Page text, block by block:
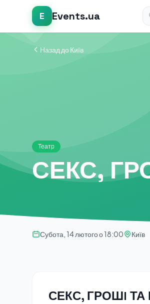
E Events.ua
Назад до Київ
Театр
СЕКС,
Субота, 14 лютого о 18:00 Київ
СЕКС, ГРОШI ТА